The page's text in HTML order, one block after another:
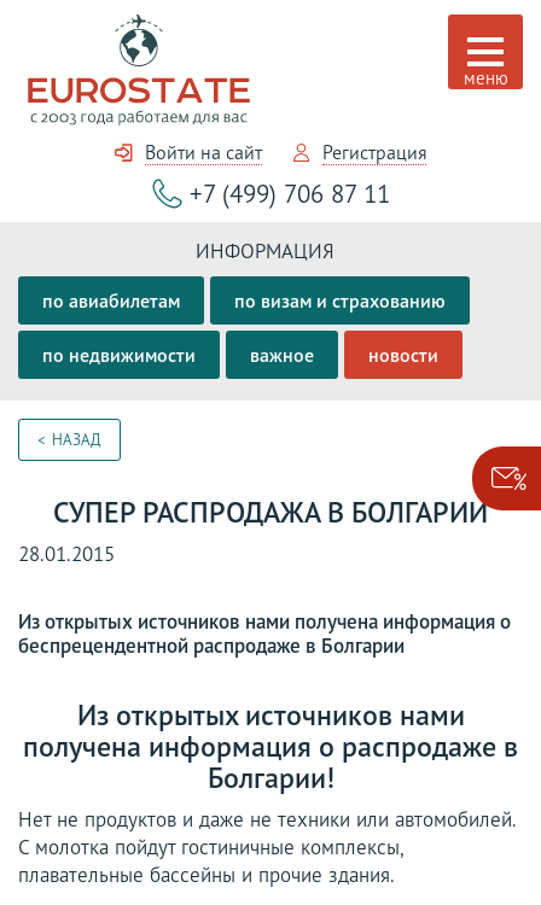
Войти на сайт Регистрация
+7 (499) 706 87 11
ИНФОРМАЦИЯ
по авиабилетам по визам и страхованию
по недвижимости важное новости
НАЗАД
СУПЕР РАСПРОДАЖА В БОЛГАРИИ
28.01.2015
Из открытых источников нами получена информация о
беспрецендентной распродаже в Болгарии
Из открытых источников нами
получена информация о распродаже в
Болгарии!
Нет не продуктов и даже не техники или автомобилей.
С молотка пойдут гостиничные комплексы,
плавательные бассейны и прочие здания.